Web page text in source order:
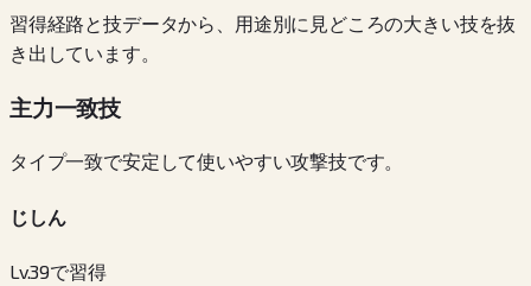
習得経路と技データから、用途別に見どころの大きい技を抜
き出しています。
主力一致技
タイプ一致で安定して使いやすい攻撃技です。
じしん
Lv.39で習得